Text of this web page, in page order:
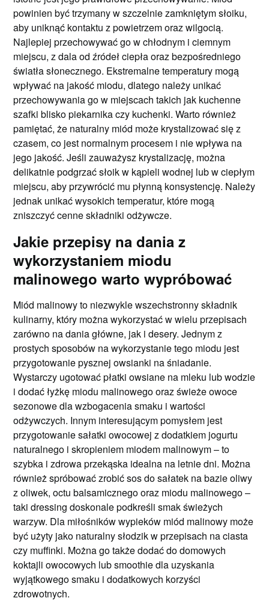
powinien być trzymany w szczelnie zamkniętym słoiku,
aby uniknąć kontaktu z powietrzem oraz wilgocią.
Najlepiej przechowywać go w chłodnym i ciemnym
miejscu, z dala od źródeł ciepła oraz bezpośredniego
światła słonecznego. Ekstremalne temperatury mogą
wpływać na jakość miodu, dlatego należy unikać
przechowywania go w miejscach takich jak kuchenne
szafki blisko piekarnika czy kuchenki. Warto również
pamiętać, że naturalny miód może krystalizować się z
czasem, co jest normalnym procesem i nie wpływa na
jego jakość. Jeśli zauważysz krystalizację, można
delikatnie podgrzać słoik w kąpieli wodnej lub w ciepłym
miejscu, aby przywrócić mu płynną konsystencję. Należy
jednak unikać wysokich temperatur, które mogą
zniszczyć cenne składniki odżywcze.
Jakie przepisy na dania z
wykorzystaniem miodu
malinowego warto wypróbować
Miód malinowy to niezwykle wszechstronny składnik
kulinarny, który można wykorzystać w wielu przepisach
zarówno na dania główne, jak i desery. Jednym z
prostych sposobów na wykorzystanie tego miodu jest
przygotowanie pysznej owsianki na śniadanie.
Wystarczy ugotować płatki owsiane na mleku lub wodzie
i dodać łyżkę miodu malinowego oraz świeże owoce
sezonowe dla wzbogacenia smaku i wartości
odżywczych. Innym interesującym pomysłem jest
przygotowanie sałatki owocowej z dodatkiem jogurtu
naturalnego i skropieniem miodem malinowym – to
szybka i zdrowa przekąska idealna na letnie dni. Można
również spróbować zrobić sos do sałatek na bazie oliwy
z oliwek, octu balsamicznego oraz miodu malinowego –
taki dressing doskonale podkreśli smak świeżych
warzyw. Dla miłośników wypieków miód malinowy może
być użyty jako naturalny słodzik w przepisach na ciasta
czy muffinki. Można go także dodać do domowych
koktajli owocowych lub smoothie dla uzyskania
wyjątkowego smaku i dodatkowych korzyści
zdrowotnych.